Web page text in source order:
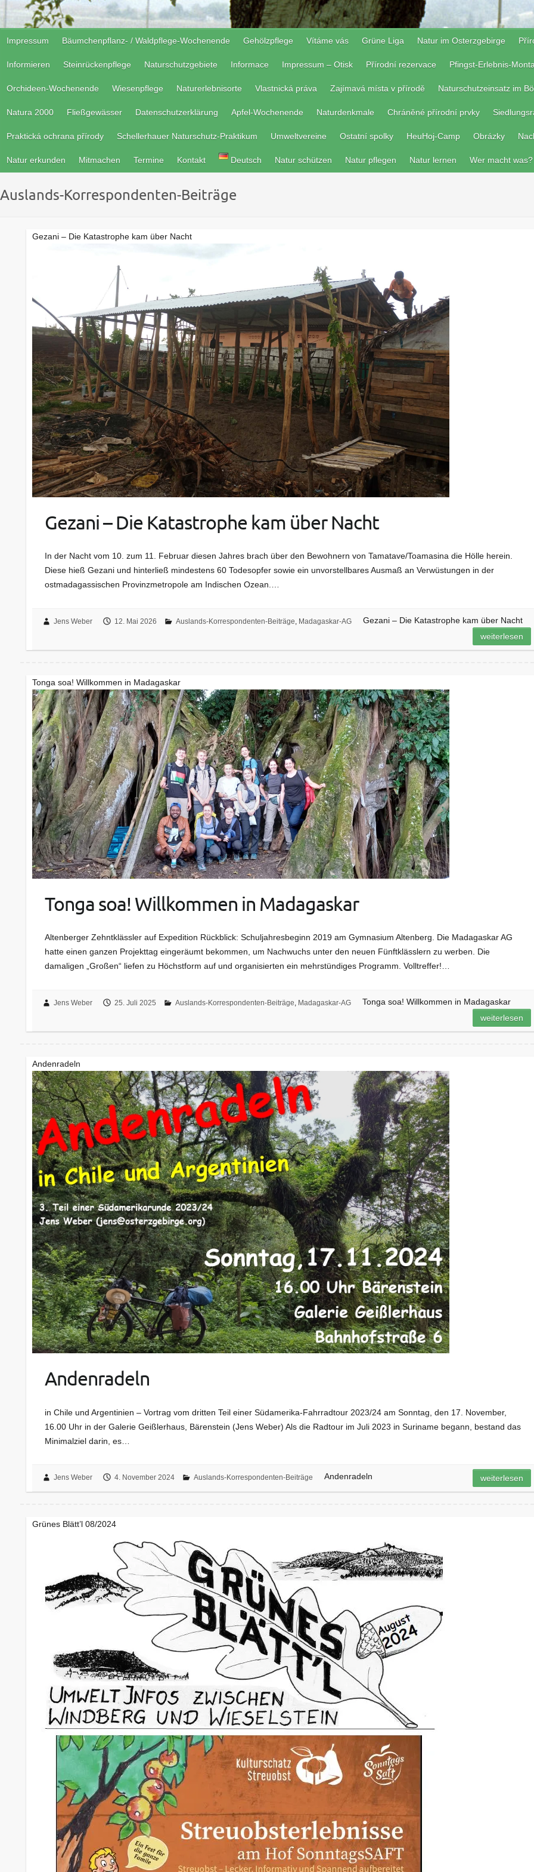
Impressum Bäumchenpflanz- / Waldpflege-Wochenende Gehölzpflege Vítáme vás Grüne Liga Natur im Osterzgebirge
Informieren Steinrückenpflege Naturschutzgebiete Informace Impressum – Otisk Přírodní rezervace Pfingst-Erlebnis-
Orchideen-Wochenende Wiesenpflege Naturerlebnisorte Vlastnická práva Zajímavá místa v přírodě Naturschutzeinsatz im
Natura 2000 Fließgewässer Datenschutzerklärung Apfel-Wochenende Naturdenkmale Chráněné přírodní prvky
Praktická ochrana přírody Schellerhauer Naturschutz-Praktikum Umweltvereine Ostatní spolky HeuHoj-Camp Obrázky
Natur erkunden Mitmachen Termine Kontakt Deutsch Natur schützen Natur pflegen Natur lernen Wer macht was?
Auslands-Korrespondenten-Beiträge
Gezani – Die Katastrophe kam über Nacht
Gezani – Die Katastrophe kam über Nacht
In der Nacht vom 10. zum 11. Februar diesen Jahres brach über den Bewohnern von Tamatave/Toamasina die Hölle herein.
Diese hieß Gezani und hinterließ mindestens 60 Todesopfer sowie ein unvorstellbares Ausmaß an Verwüstungen in der
ostmadagassischen Provinzmetropole am Indischen Ozean.…
Jens Weber 12. Mai 2026 Auslands-Korrespondenten-Beiträge Madagaskar-AG
Gezani – Die Katastrophe kam über Nacht
weiterlesen
Tonga soa! Willkommen in Madagaskar
Tonga soa! Willkommen in Madagaskar
Altenberger Zehntklässler auf Expedition Rückblick: Schuljahresbeginn 2019 am Gymnasium Altenberg. Die Madagaskar AG
hatte einen ganzen Projekttag eingeräumt bekommen, um Nachwuchs unter den neuen Fünftklässlern zu werben. Die
damaligen „Großen“ liefen zu Höchstform auf und organisierten ein mehrstündiges Programm. Volltreffer!…
Jens Weber 25. Juli 2025 Auslands-Korrespondenten-Beiträge, Madagaskar-AG
Tonga soa! Willkommen in Madagaskar
weiterlesen
Andenradeln
Andenradeln
in Chile und Argentinien – Vortrag vom dritten Teil einer Südamerika-Fahrradtour 2023/24 am Sonntag, den 17. November,
16.00 Uhr in der Galerie Geißlerhaus, Bärenstein (Jens Weber) Als die Radtour im Juli 2023 in Suriname begann, bestand das
Minimalziel darin, es…
Jens Weber 4. November 2024 Auslands-Korrespondenten-Beiträge Andenradeln weiterlesen
Grünes Blätt’l 08/2024